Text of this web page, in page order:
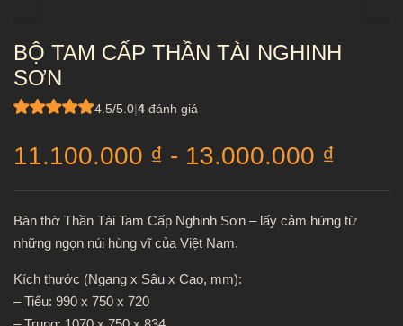
BỘ TAM CẤP THẦN TÀI NGHINH
SƠN
4.5/5.0|4 đánh giá
11.100.000 ₫ - 13.000.000 ₫
Bàn thờ Thần Tài Tam Cấp Nghinh Sơn – lấy cảm hứng từ
những ngọn núi hùng vĩ của Việt Nam.
Kích thước (Ngang x Sâu x Cao, mm):
– Tiểu: 990 x 750 x 720